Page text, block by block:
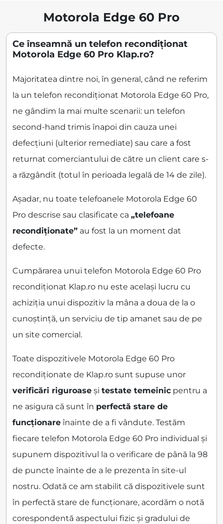
Motorola Edge 60 Pro
Ce înseamnă un telefon recondiționat
Motorola Edge 60 Pro Klap.ro?
Majoritatea dintre noi, în general, când ne referim
la un telefon recondiționat Motorola Edge 60 Pro,
ne gândim la mai multe scenarii: un telefon
second-hand trimis înapoi din cauza unei
defecțiuni (ulterior remediate) sau care a fost
returnat comerciantului de către un client care s-
a răzgândit (totul în perioada legală de 14 de zile).
Așadar, nu toate telefoanele Motorola Edge 60
Pro descrise sau clasificate ca „telefoane
recondiționate” au fost la un moment dat
defecte.
Cumpărarea unui telefon Motorola Edge 60 Pro
recondiționat Klap.ro nu este același lucru cu
achiziția unui dispozitiv la mâna a doua de la o
cunoștință, un serviciu de tip amanet sau de pe
un site comercial.
Toate dispozitivele Motorola Edge 60 Pro
recondiționate de Klap.ro sunt supuse unor
verificări riguroase și testate temeinic pentru a
ne asigura că sunt în perfectă stare de
funcționare înainte de a fi vândute. Testăm
fiecare telefon Motorola Edge 60 Pro individual și
supunem dispozitivul la o verificare de până la 98
de puncte înainte de a le prezenta în site-ul
nostru. Odată ce am stabilit că dispozitivele sunt
în perfectă stare de funcționare, acordăm o notă
corespondentă aspectului fizic și gradului de